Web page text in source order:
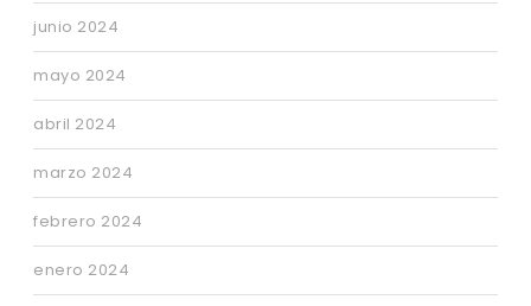
junio 2024
mayo 2024
abril 2024
marzo 2024
febrero 2024
enero 2024